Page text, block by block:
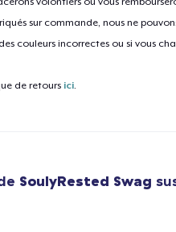
sur commande, nous ne
couleurs incorrectes ou si vous
de retours ici.
SoulyRested Swag
1article